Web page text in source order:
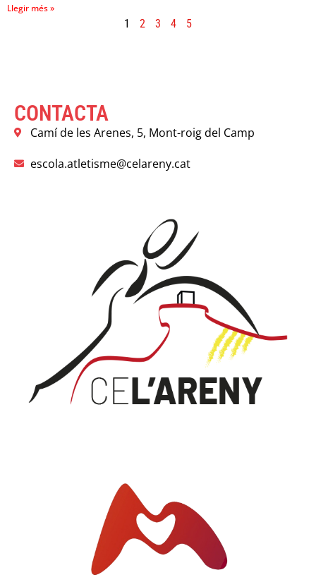
Llegir més »
1 2 3 4 5
CONTACTA
Camí de les Arenes, 5, Mont-roig del Camp
escola.atletisme@celareny.cat